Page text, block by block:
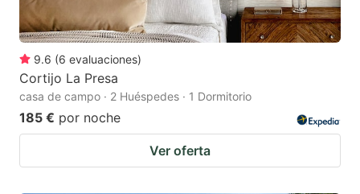
9.6 (6 evaluaciones)
Cortijo La Presa
casa de campo · 2 Huéspedes · 1 Dormitorio
185 € por noche
Ver oferta